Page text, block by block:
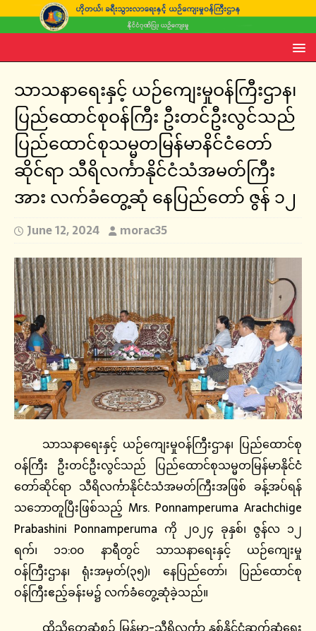
သာသနာရေးနှင့် ယဉ်ကျေးမှုဝန်ကြီးဌာန၊
ပြည်ထောင်စုဝန်ကြီး ဦးတင်ဦးလွင်သည်
ပြည်ထောင်စုသမ္မတမြန်မာနိင်ငံတော်
ဆိုင်ရာ သီရိလင်္ကာနိုင်ငံသံအမတ်ကြီး
အား လက်ခံတွေ့ဆုံ နေပြည်‌တော် ဇွန် ၁၂
June 12, 2024 morac35
သာသနာရေးနှင့် ယဉ်ကျေးမှုဝန်ကြီးဌာန၊ ပြည်ထောင်စု
ဝန်ကြီး ဦးတင်ဦးလွင်သည် ပြည်ထောင်စုသမ္မတမြန်မာနိုင်ငံ
တော်ဆိုင်ရာ သီရိလင်္ကာနိုင်ငံသံအမတ်ကြီးအဖြစ် ခန့်အပ်ရန်
သဘောတူပြီးဖြစ်သည့် Mrs. Ponnamperuma Arachchige
Prabashini Ponnamperuma ကို ၂၀၂၄ ခုနှစ်၊ ဇွန်လ ၁၂
ရက်၊ ၁၁:၀၀ နာရီတွင် သာသနာရေးနှင့် ယဉ်ကျေးမှု
ဝန်ကြီးဌာန၊ ရုံးအမှတ်(၃၅)၊ နေပြည်တော်၊ ပြည်ထောင်စု
ဝန်ကြီးဧည့်ခန်းမ၌ လက်ခံတွေ့ဆုံခဲ့သည်။